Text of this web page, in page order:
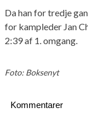
Da han for tredje
for kampleder Jan
2:39 af 1. omgang.
Foto: Boksenyt
Kommentarer